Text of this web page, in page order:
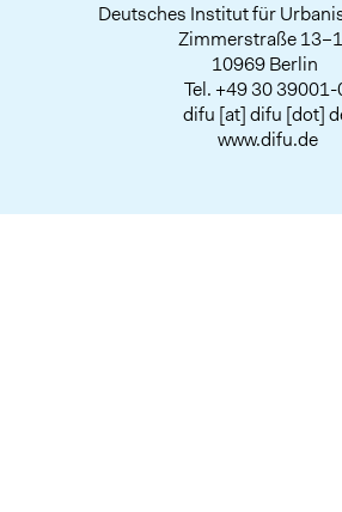
Deutsches Institut für
Zimmerstraße
10969 Berlin
Tel.+49 30 39001-
difu [at]difu [dot]
www.difu.de